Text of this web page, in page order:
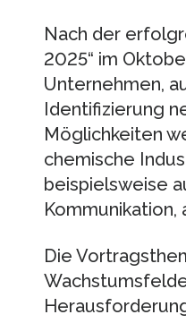
Nach der
2025“ im
Unternehmen,
Identifizierung
Möglichkeiten
chemische
beispielsweise
Kommunikation,
Die